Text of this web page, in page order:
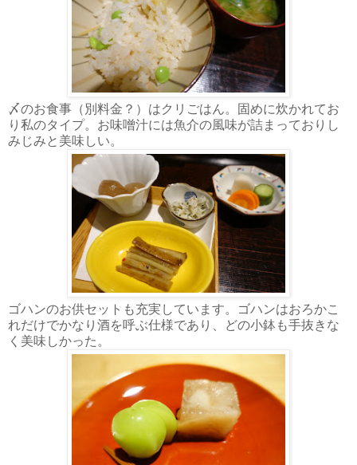
〆のお食事（別料金？）はクリごはん。固めに炊かれてお
り私のタイプ。お味噌汁には魚介の風味が詰まっておりし
みじみと美味しい。
ゴハンのお供セットも充実しています。ゴハンはおろかこ
れだけでかなり酒を呼ぶ仕様であり、どの小鉢も手抜きな
く美味しかった。